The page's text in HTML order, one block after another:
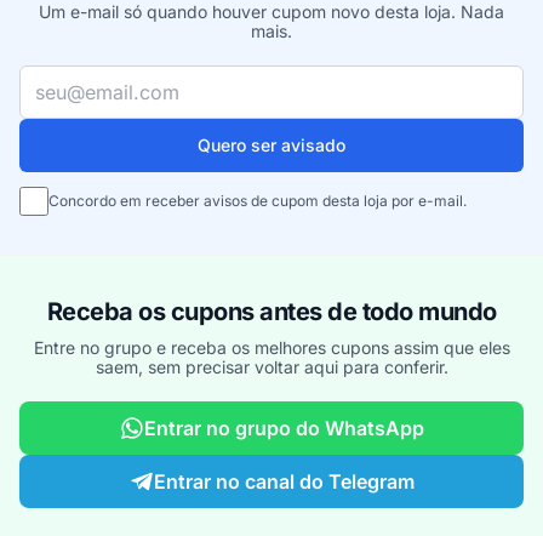
Um e-mail só quando houver cupom novo desta loja. Nada
mais.
Quero ser avisado
Concordo em receber avisos de cupom desta loja por e-mail.
Receba os cupons antes de todo mundo
Entre no grupo e receba os melhores cupons assim que eles
saem, sem precisar voltar aqui para conferir.
Entrar no grupo do WhatsApp
Entrar no canal do Telegram